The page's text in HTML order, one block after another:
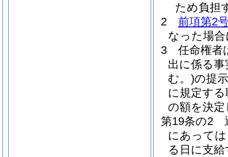
ため負担
2
前項第2
なった場
3
任命権者
出に係る
む。)の提
に規定す
の額を決
第19条の2
にあって
る日に支